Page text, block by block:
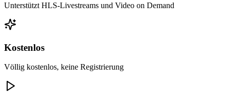
Unterstützt HLS‑Livestreams und Video on Demand
Kostenlos
Völlig kostenlos, keine Registrierung